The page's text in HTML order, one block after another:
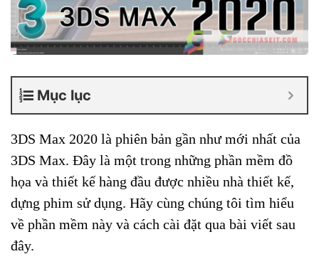
Mục lục
3DS Max 2020 là phiên bản gần như mới nhất của
3DS Max. Đây là một trong những phần mềm đồ
họa và thiết kế hàng đầu được nhiều nhà thiết kế,
dựng phim sử dụng. Hãy cùng chúng tôi tìm hiểu
về phần mềm này và cách cài đặt qua bài viết sau
đây.